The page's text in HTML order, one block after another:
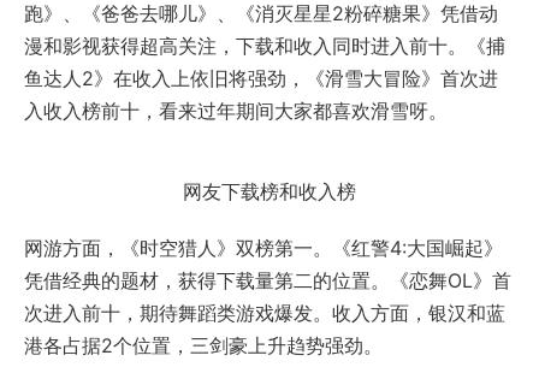
跑》、《爸爸去哪儿》、《消灭星星2粉碎糖果》凭借动
漫和影视获得超高关注，下载和收入同时进入前十。《捕
鱼达人2》在收入上依旧将强劲，《滑雪大冒险》首次进
入收入榜前十，看来过年期间大家都喜欢滑雪呀。
网友下载榜和收入榜
网游方面，《时空猎人》双榜第一。《红警4:大国崛起》
凭借经典的题材，获得下载量第二的位置。《恋舞OL》首
次进入前十，期待舞蹈类游戏爆发。收入方面，银汉和蓝
港各占据2个位置，三剑豪上升趋势强劲。